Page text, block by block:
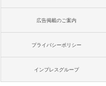
広告掲載のご案内
プライバシーポリシー
インプレスグループ